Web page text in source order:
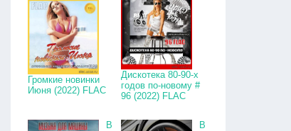
Громкие новинки
Июня (2022) FLAC
Дискотека 80-90-х
годов по-новому #
96 (2022) FLAC
В В